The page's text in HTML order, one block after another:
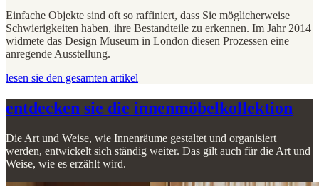
Einfache Objekte sind oft so raffiniert, dass Sie möglicherweise
Schwierigkeiten haben, ihre Bestandteile zu erkennen. Im Jahr 2014
widmete das Design Museum in London diesen Prozessen eine
anregende Ausstellung.
lesen sie den gesamten artikel
entdecken sie die innenmöbelkollektion
Die Art und Weise, wie Innenräume gestaltet und organisiert
werden, entwickelt sich ständig weiter. Das gilt auch für die Art und
Weise, wie es erzählt wird.